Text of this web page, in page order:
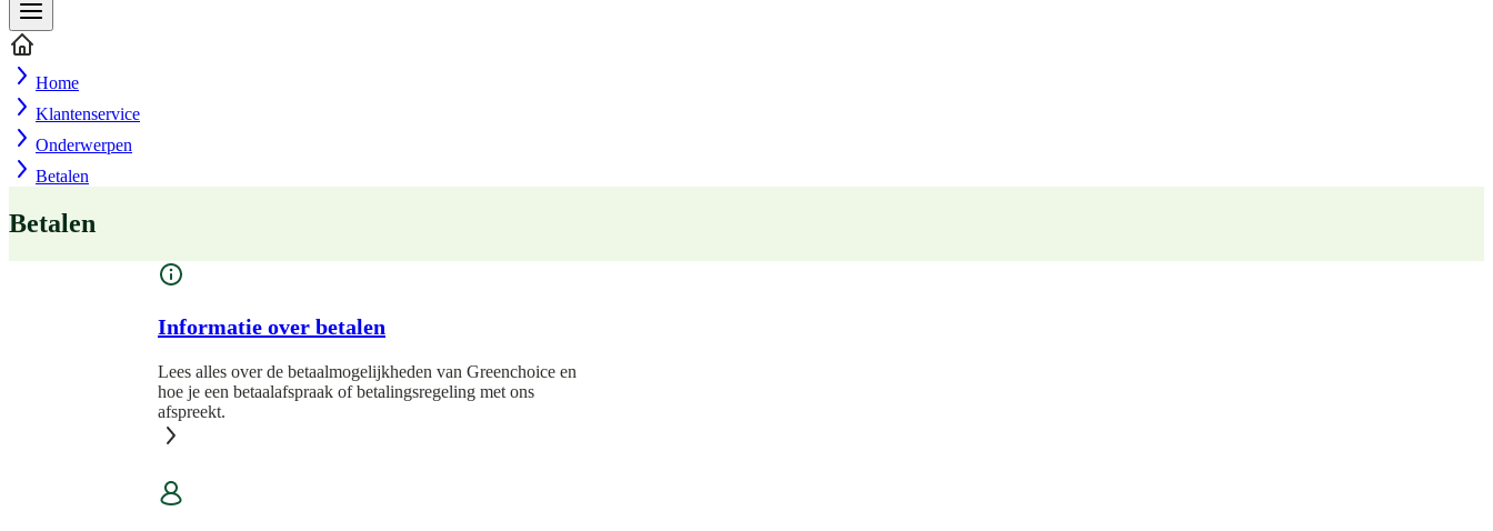
Home
Klantenservice
Onderwerpen
Betalen
Betalen
Informatie over betalen
Lees alles over de betaalmogelijkheden van Greenchoice en
hoe je een betaalafspraak of betalingsregeling met ons
afspreekt.